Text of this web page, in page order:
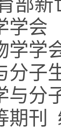
学会
学
分子
与分
期刊